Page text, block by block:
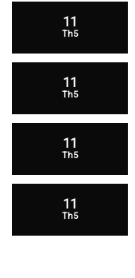
11
Th5
11
Th5
11
Th5
11
Th5